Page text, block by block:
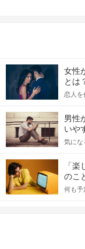
女性
とは
恋人を
てア
格的に
をし
記事で
合に
男性
いや
気にな
しか
っし
送る
えなが
「
のこ
何も予
の楽